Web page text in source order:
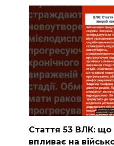
Стаття 53 ВЛК: що
впливає на